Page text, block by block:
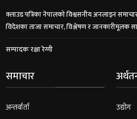
क्लाउड पत्रिका नेपालको विश्वसनीय अनलाइन
विदेशका ताजा समाचार, विश्लेषण र जानकारीमूलक
सम्पादकः रक्षा रेग्मी
समाचार
अन्तर्वार्ता
उद्योग